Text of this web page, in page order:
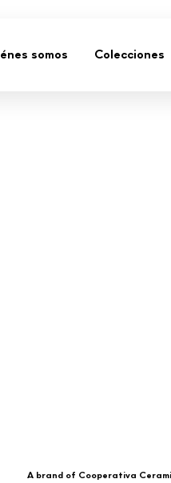
somos Colecciones
A brand of Cooperativa